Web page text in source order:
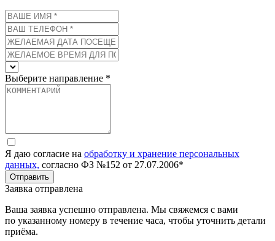
Выберите направление *
Я даю согласие на обработку и хранение персональных
данных, согласно ФЗ №152 от 27.07.2006*
Отправить
Заявка отправлена
Ваша заявка успешно отправлена. Мы свяжемся с вами
по указанному номеру в течение часа, чтобы уточнить детали
приёма.